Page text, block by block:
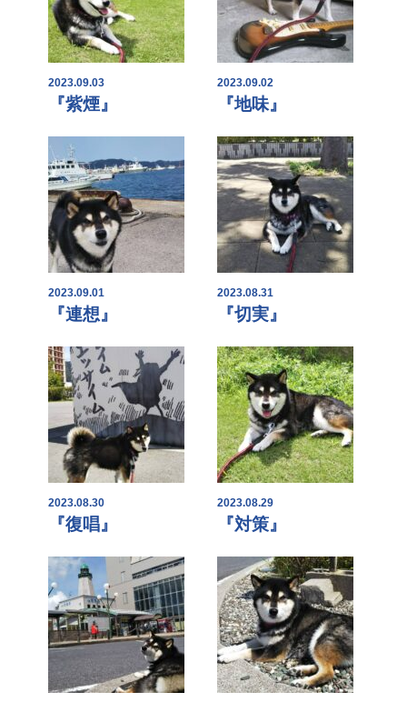
2023.09.03
『紫煙』
2023.09.02
『地味』
2023.09.01
『連想』
2023.08.31
『切実』
2023.08.30
『復唱』
2023.08.29
『対策』